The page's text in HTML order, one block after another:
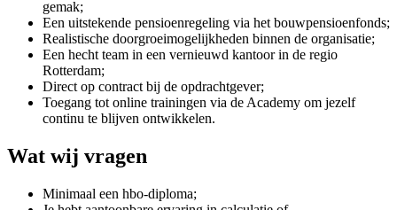
gemak;
Een uitstekende pensioenregeling via het bouwpensioenfonds;
Realistische doorgroeimogelijkheden binnen de organisatie;
Een hecht team in een vernieuwd kantoor in de regio
Rotterdam;
Direct op contract bij de opdrachtgever;
Toegang tot online trainingen via de Academy om jezelf
continu te blijven ontwikkelen.
Wat wij vragen
Minimaal een hbo-diploma;